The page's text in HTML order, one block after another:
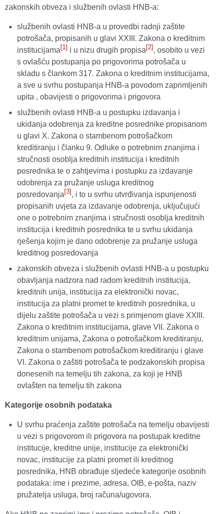
zakonskih obveza i službenih ovlasti HNB-a:
službenih ovlasti HNB-a u provedbi radnji zaštite
potrošača, propisanih u glavi XXIII. Zakona o kreditnim
institucijama [1] i u nizu drugih propisa [2] , osobito u vezi
s ovlašću postupanja po prigovorima potrošača u
skladu s člankom 317. Zakona o kreditnim institucijama,
a sve u svrhu postupanja HNB-a povodom zaprimljenih
upita , obavijesti o prigovorima i prigovora
službenih ovlasti HNB-a u postupku izdavanja i
ukidanja odobrenja za kreditne posrednike propisanom
u glavi X. Zakona o stambenom potrošačkom
kreditiranju i članku 9. Odluke o potrebnim znanjima i
stručnosti osoblja kreditnih institucija i kreditnih
posrednika te o zahtjevima i postupku za izdavanje
odobrenja za pružanje usluga kreditnog
posredovanja [3] , i to u svrhu utvrđivanja ispunjenosti
propisanih uvjeta za izdavanje odobrenja, uključujući
one o potrebnim znanjima i stručnosti osoblja kreditnih
institucija i kreditnih posrednika te u svrhu ukidanja
rješenja kojim je dano odobrenje za pružanje usluga
kreditnog posredovanja
zakonskih obveza i službenih ovlasti HNB-a u postupku
obavljanja nadzora nad radom kreditnih institucija,
kreditnih unija, institucija za elektronički novac,
institucija za platni promet te kreditnih posrednika, u
dijelu zaštite potrošača u vezi s primjenom glave XXIII.
Zakona o kreditnim institucijama, glave VII. Zakona o
kreditnim unijama, Zakona o potrošačkom kreditiranju,
Zakona o stambenom potrošačkom kreditiranju i glave
VI. Zakona o zaštiti potrošača te podzakonskih propisa
donesenih na temelju tih zakona, za koji je HNB
ovlašten na temelju tih zakona
Kategorije osobnih podataka
U svrhu praćenja zaštite potrošača na temelju obavijesti
u vezi s prigovorom ili prigovora na postupak kreditne
institucije, kreditne unije, institucije za elektronički
novac, institucije za platni promet ili kreditnog
posrednika, HNB obrađuje sljedeće kategorije osobnih
podataka: ime i prezime, adresa, OIB, e-pošta, naziv
pružatelja usluga, broj računa/ugovora.